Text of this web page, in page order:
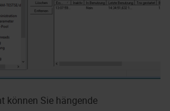
können Sie hängende